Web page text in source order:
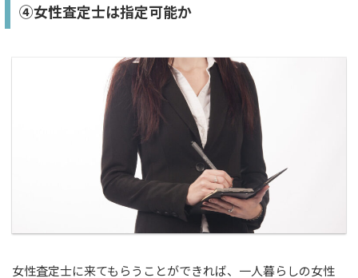
④女性査定士は指定可能か
女性査定士に来てもらうことができれば、一人暮らしの女性